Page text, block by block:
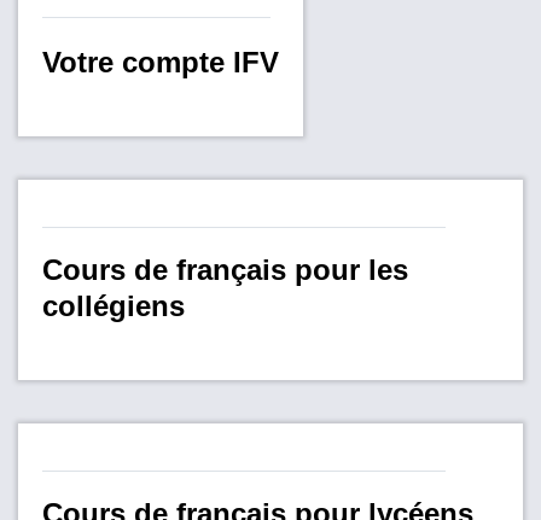
Votre compte IFV
Cours de français pour les
collégiens
Cours de français pour lycéens